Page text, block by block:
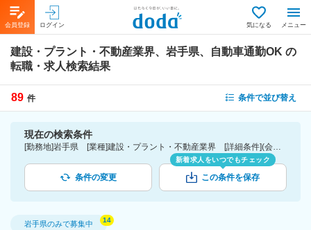
会員登録 ログイン 気になる メニュー
建設・プラント・不動産業界、岩手県、自動車通勤OK の
転職・求人検索結果
89 件 条件で並び替え
現在の検索条件
[勤務地]岩手県 [業種]建設・プラント・不動産業界 [詳細条件](会社・職場の環境)自動車通勤OK
条件の変更
新着求人をいつでもチェック
この条件を保存
岩手県のみで募集中